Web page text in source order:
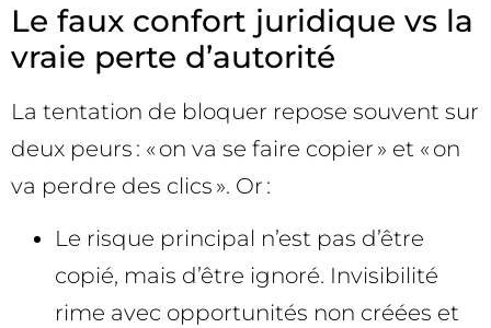
Le faux confort juridique vs la
vraie perte d’autorité
La tentation de bloquer repose souvent sur
deux peurs : « on va se faire copier » et « on
va perdre des clics ». Or :
Le risque principal n’est pas d’être
copié, mais d’être ignoré. Invisibilité
rime avec opportunités non créées et